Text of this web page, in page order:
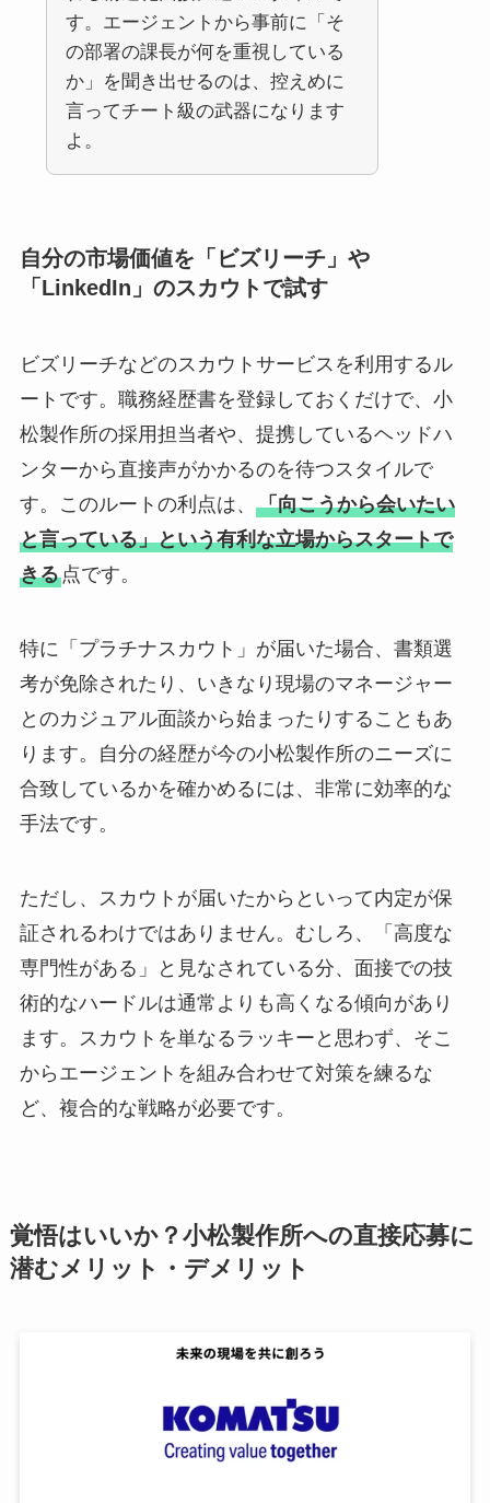
す。エージェントから事前に「そ
の部署の課長が何を重視している
か」を聞き出せるのは、控えめに
言ってチート級の武器になります
よ。
自分の市場価値を「ビズリーチ」や
「LinkedIn」のスカウトで試す
ビズリーチなどのスカウトサービスを利用するル
ートです。職務経歴書を登録しておくだけで、小
松製作所の採用担当者や、提携しているヘッドハ
ンターから直接声がかかるのを待つスタイルで
す。このルートの利点は、 「向こうから会いたい
と言っている」という有利な立場からスタートで
きる点です。
特に「プラチナスカウト」が届いた場合、書類選
考が免除されたり、いきなり現場のマネージャー
とのカジュアル面談から始まったりすることもあ
ります。自分の経歴が今の小松製作所のニーズに
合致しているかを確かめるには、非常に効率的な
手法です。
ただし、スカウトが届いたからといって内定が保
証されるわけではありません。むしろ、「高度な
専門性がある」と見なされている分、面接での技
術的なハードルは通常よりも高くなる傾向があり
ます。スカウトを単なるラッキーと思わず、そこ
からエージェントを組み合わせて対策を練るな
ど、複合的な戦略が必要です。
覚悟はいいか？小松製作所への直接応募に
潜むメリット・デメリット